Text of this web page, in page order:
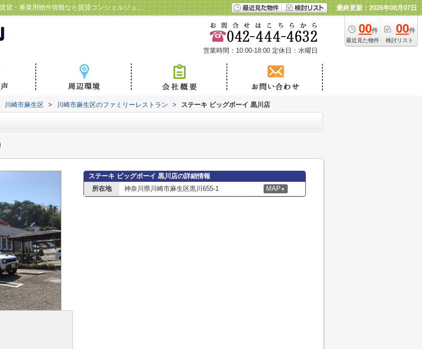
ステーキ ビッグボーイ 黒川店情報ページ｜調布市の賃貸・事業用物件情報なら賃貸コンシェルジュ調布駅前店 最終更新：2026年08月07日
00件
最近見た物件
00件
検討リスト
営業時間：10:00-18:00 定休日：水曜日
川崎市麻生区 > 川崎市麻生区のファミリーレストラン > ステーキ ビッグボーイ 黒川店
ステーキ ビッグボーイ 黒川店の詳細情報
所在地
神奈川県川崎市麻生区黒川655-1 MAP ▼